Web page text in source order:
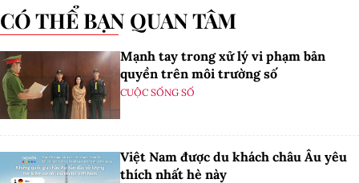
CÓ THỂ BẠN QUAN TÂM
Mạnh tay trong xử lý vi phạm bản
quyền trên môi trường số
CUỘC SỐNG SỐ
Việt Nam được du khách châu Âu yêu
thích nhất hè này